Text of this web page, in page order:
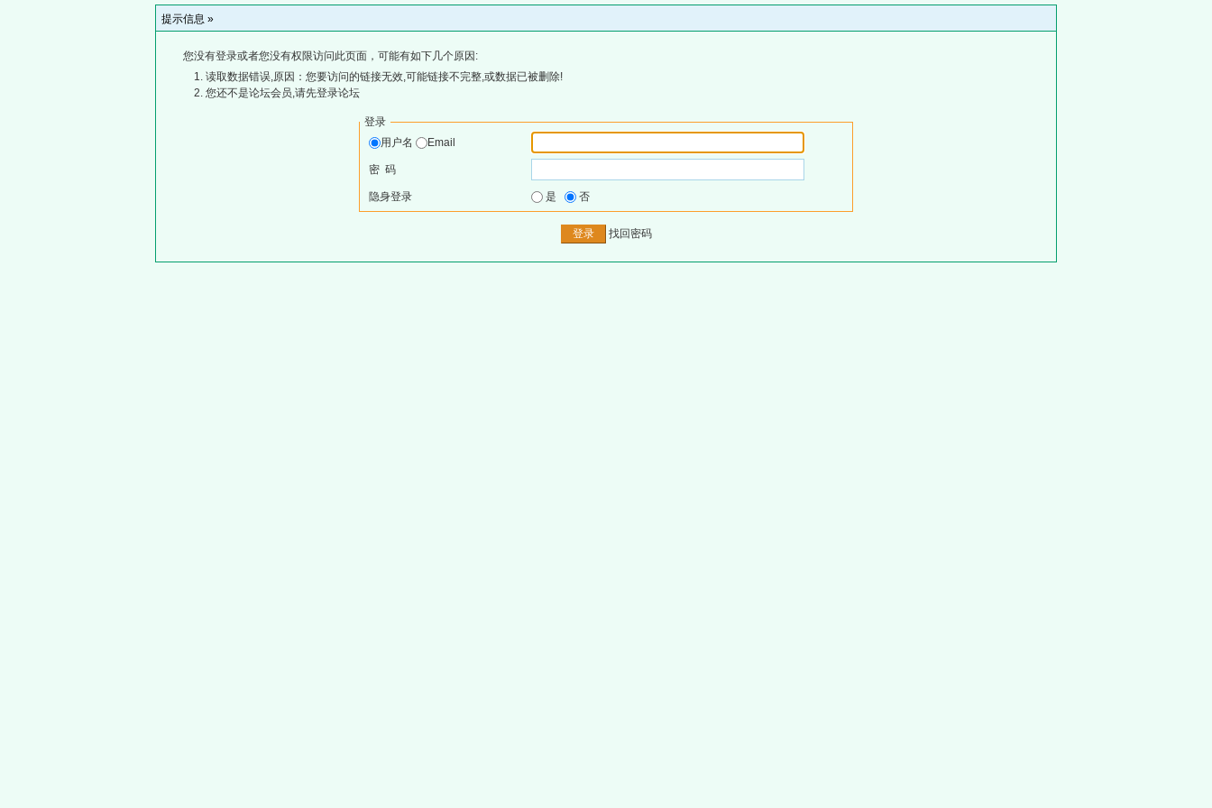
提示信息 »
您没有登录或者您没有权限访问此页面，可能有如下几个原因:
读取数据错误,原因：您要访问的链接无效,可能链接不完整,或数据已被删除!
您还不是论坛会员,请先登录论坛
登录
用户名
Email
密 码
隐身登录 是 否
找回密码